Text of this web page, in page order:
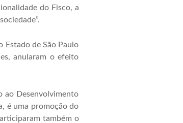
do Fisco, a
Estado de São Paulo
anularam o efeito
ao Desenvolvimento
é uma promoção do
também o